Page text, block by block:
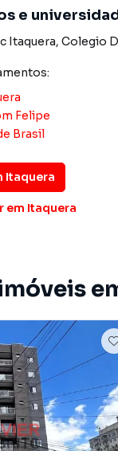
online, direto do
a relação de
rápido e gratuito!
do Brasil,
você consegue
uma equipe de
o que aumenta
de vender
e
Itaquera, Colegio
:
Felipe
Brasil
Itaquera
em Itaquera